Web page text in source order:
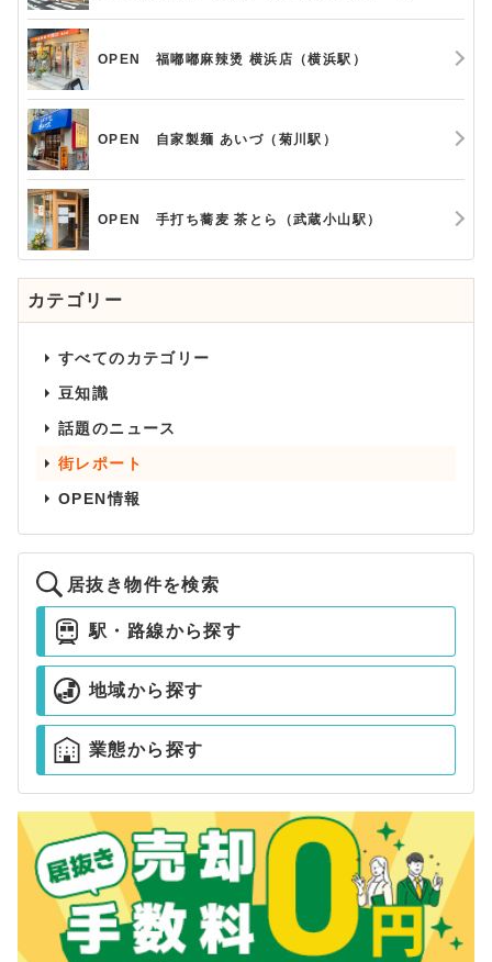
OPEN 福嘟嘟麻辣烫 横浜店（横浜駅）
OPEN 自家製麺 あいづ（菊川駅）
OPEN 手打ち蕎麦 茶とら（武蔵小山駅）
カテゴリー
すべてのカテゴリー
豆知識
話題のニュース
街レポート
OPEN情報
居抜き物件を検索
駅・路線から探す
地域から探す
業態から探す